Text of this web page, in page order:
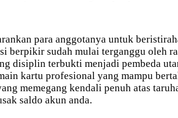
para anggotanya untuk
berpikir sudah mulai terganggu oleh
disiplin terbukti menjadi pembeda
kartu profesional yang mampu
memegang kendali penuh atas
saldo akun anda.